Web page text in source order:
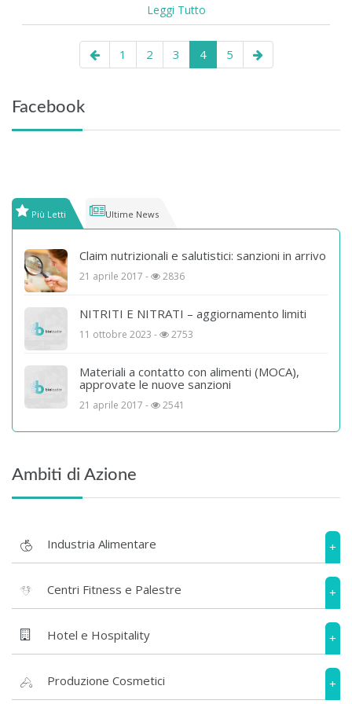
Leggi Tutto
1 2 3 4 5
Facebook
Più Letti Ultime News
Claim nutrizionali e salutistici: sanzioni in arrivo
21 aprile 2017 - 2836
NITRITI E NITRATI – aggiornamento limiti
11 ottobre 2023 - 2753
Materiali a contatto con alimenti (MOCA),
approvate le nuove sanzioni
21 aprile 2017 - 2541
Ambiti di Azione
Industria Alimentare +
Centri Fitness e Palestre +
Hotel e Hospitality +
Produzione Cosmetici +